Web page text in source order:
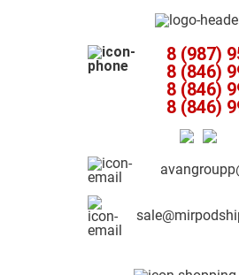
8 (987)
8 (846)
8 (846)
8 (846)